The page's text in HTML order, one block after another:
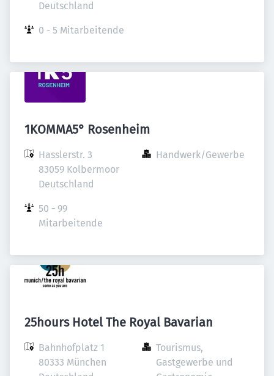
Deutschland
0 - 5 Mitarbeitende
1KOMMA5° Rosenheim
Hasslerstr. 3
83059 Kolbermoor
Deutschland
Handwerk/Gewerbe
50 - 99
Mitarbeitende
25hours Hotel The Royal Bavarian
Bahnhofplatz 1
80333 München
Tourismus,
Gastgewerbe und